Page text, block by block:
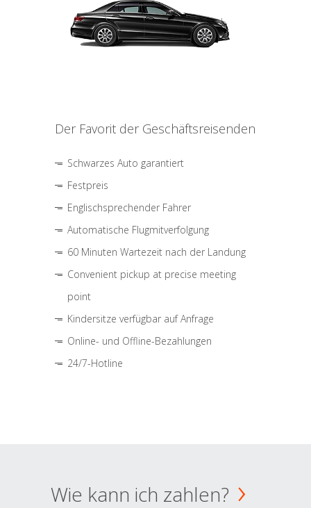
Der Favorit der Geschäftsreisenden
Schwarzes Auto garantiert
Festpreis
Englischsprechender Fahrer
Automatische Flugmitverfolgung
60 Minuten Wartezeit nach der Landung
Convenient pickup at precise meeting
point
Kindersitze verfügbar auf Anfrage
Online- und Offline-Bezahlungen
24/7-Hotline
Wie kann ich zahlen?